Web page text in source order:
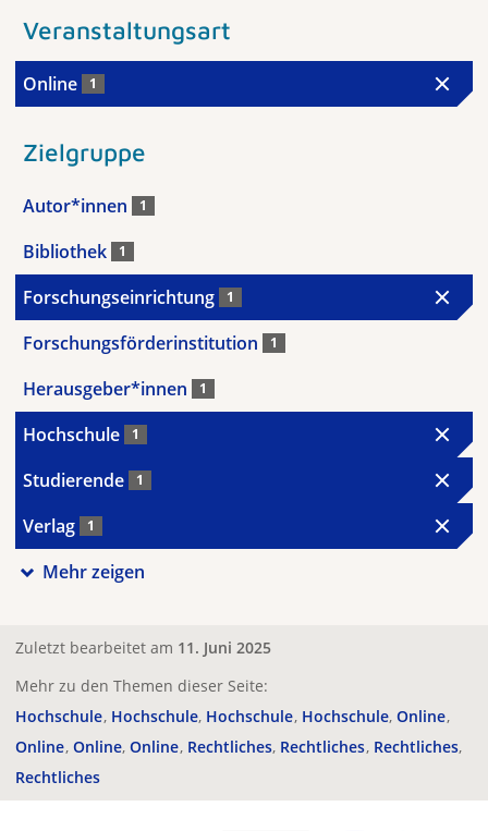
Veranstaltungsart
Online 1
Zielgruppe
Autor*innen 1
Bibliothek 1
Forschungseinrichtung 1
Forschungsförderinstitution 1
Herausgeber*innen 1
Hochschule 1
Studierende 1
Verlag 1
Mehr zeigen
Zuletzt bearbeitet am 11. Juni 2025
Mehr zu den Themen dieser Seite:
Hochschule Hochschule Hochschule Hochschule Online
Online Online Online Rechtliches Rechtliches Rechtliches
Rechtliches